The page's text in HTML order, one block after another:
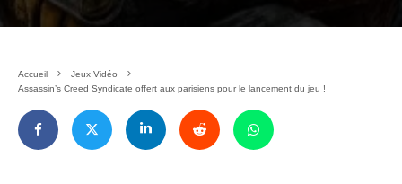
Accueil
Jeux Vidéo
Assassin’s Creed Syndicate offert aux parisiens pour le lancement du jeu !